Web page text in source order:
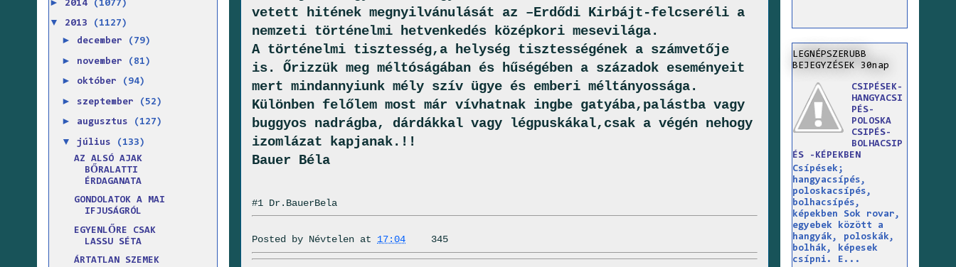
vetett hitének megnyilvánulását az –Erdődi Kirbájt-felcseréli a
nemzeti történelmi hetvenkedés középkori mesevilága.
A történelmi tisztesség,a helység tisztességének a számvetője
is. Őrizzük meg méltóságában és hűségében a századok eseményeit
mert mindannyiunk mély szív ügye és emberi méltányossága.
Különben felőlem most már vívhatnak ingbe gatyába,palástba vagy
buggyos nadrágba, dárdákkal vagy légpuskákal,csak a végén nehogy
izomlázat kapjanak.!!
Bauer Béla
#1 Dr.BauerBela
Posted by Névtelen at 17:04 345
2014 (1077)
▼ 2013 (1127)
► december (79)
► november (81)
► október (94)
► szeptember (52)
► augusztus (127)
▼ július
(133)
AZ ALSÓ AJAK
BŐRALATTI
ÉRDAGANATA
GONDOLATOK A MAI
IFJUSÁGRÓL
EGYENLŐRE CSAK
LASSU SÉTA
ÁRTATLAN SZEMEK
LEGNÉPSZERUBB
BEJEGYZÉSEK 30nap
CSIPÉSEK-
HANGYACSI
PÉS-
POLOSKA
CSIPÉS-
BOLHACSIP
ÉS -KÉPEKBEN
Csípések;
hangyacsípés,
poloskacsípés,
bolhacsípés,
képekben Sok rovar,
egyebek között a
hangyák, poloskák,
bolhák, képesek
csípni. E...